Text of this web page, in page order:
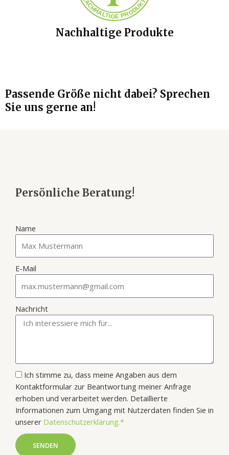
Nachhaltige Produkte
Passende Größe nicht dabei? Sprechen
Sie uns gerne an!
Persönliche Beratung!
Name
E-Mail
Nachricht
Ich stimme zu, dass meine Angaben aus dem
Kontaktformular zur Beantwortung meiner Anfrage
erhoben und verarbeitet werden. Detaillierte
Informationen zum Umgang mit Nutzerdaten finden Sie in
unserer Datenschutzerklärung.*
SENDEN